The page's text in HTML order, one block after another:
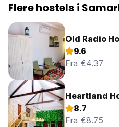
Flere hostels i
Old Radio
9.6
Fra €4.37
Heartland
8.7
Fra €8.75